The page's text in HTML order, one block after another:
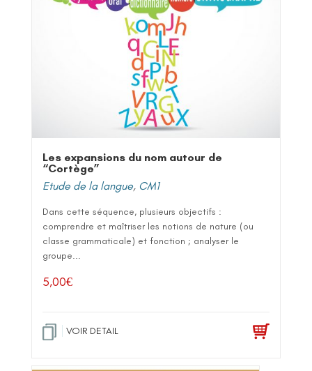
Les expansions du nom autour de
“Cortège”
Etude de la langue, CM1
Dans cette séquence, plusieurs objectifs :
comprendre et maîtriser les notions de nature (ou
classe grammaticale) et fonction ; analyser le
groupe...
5,00€
VOIR DETAIL